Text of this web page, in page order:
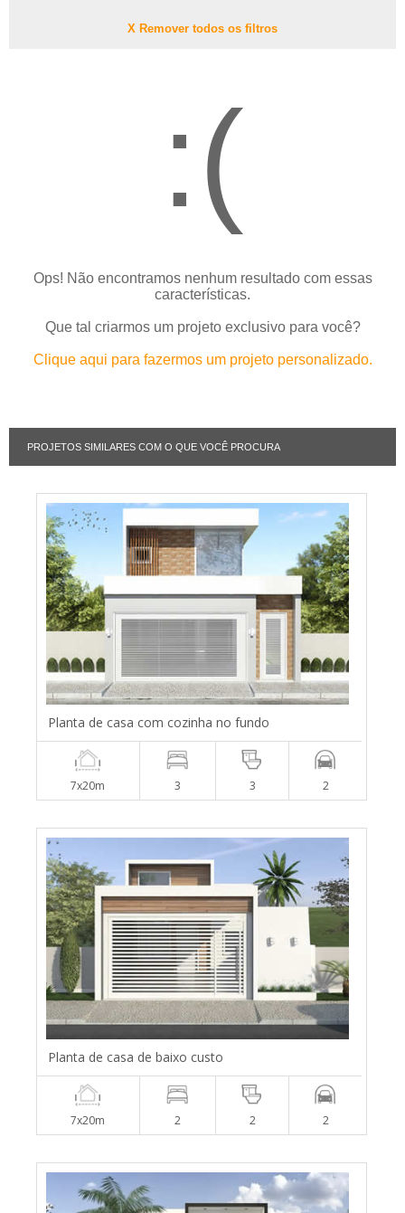
X Remover todos os filtros
:(
Ops! Não encontramos nenhum resultado com essas
características.
Que tal criarmos um projeto exclusivo para você?
Clique aqui para fazermos um projeto personalizado.
PROJETOS SIMILARES COM O QUE VOCÊ PROCURA
Planta de casa com cozinha no fundo
7x20m 3 3 2
Planta de casa de baixo custo
7x20m 2 2 2